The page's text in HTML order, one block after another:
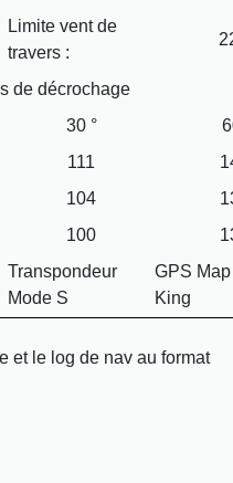
Limite vent de
travers :
de décrochage
30 °
111
104
100
Transpondeur
Mode S
GPS
King
et le log de nav au format